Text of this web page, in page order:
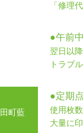
町藍
「修理
●午前
翌日以
トラブ
●定期
使用枚
大量に